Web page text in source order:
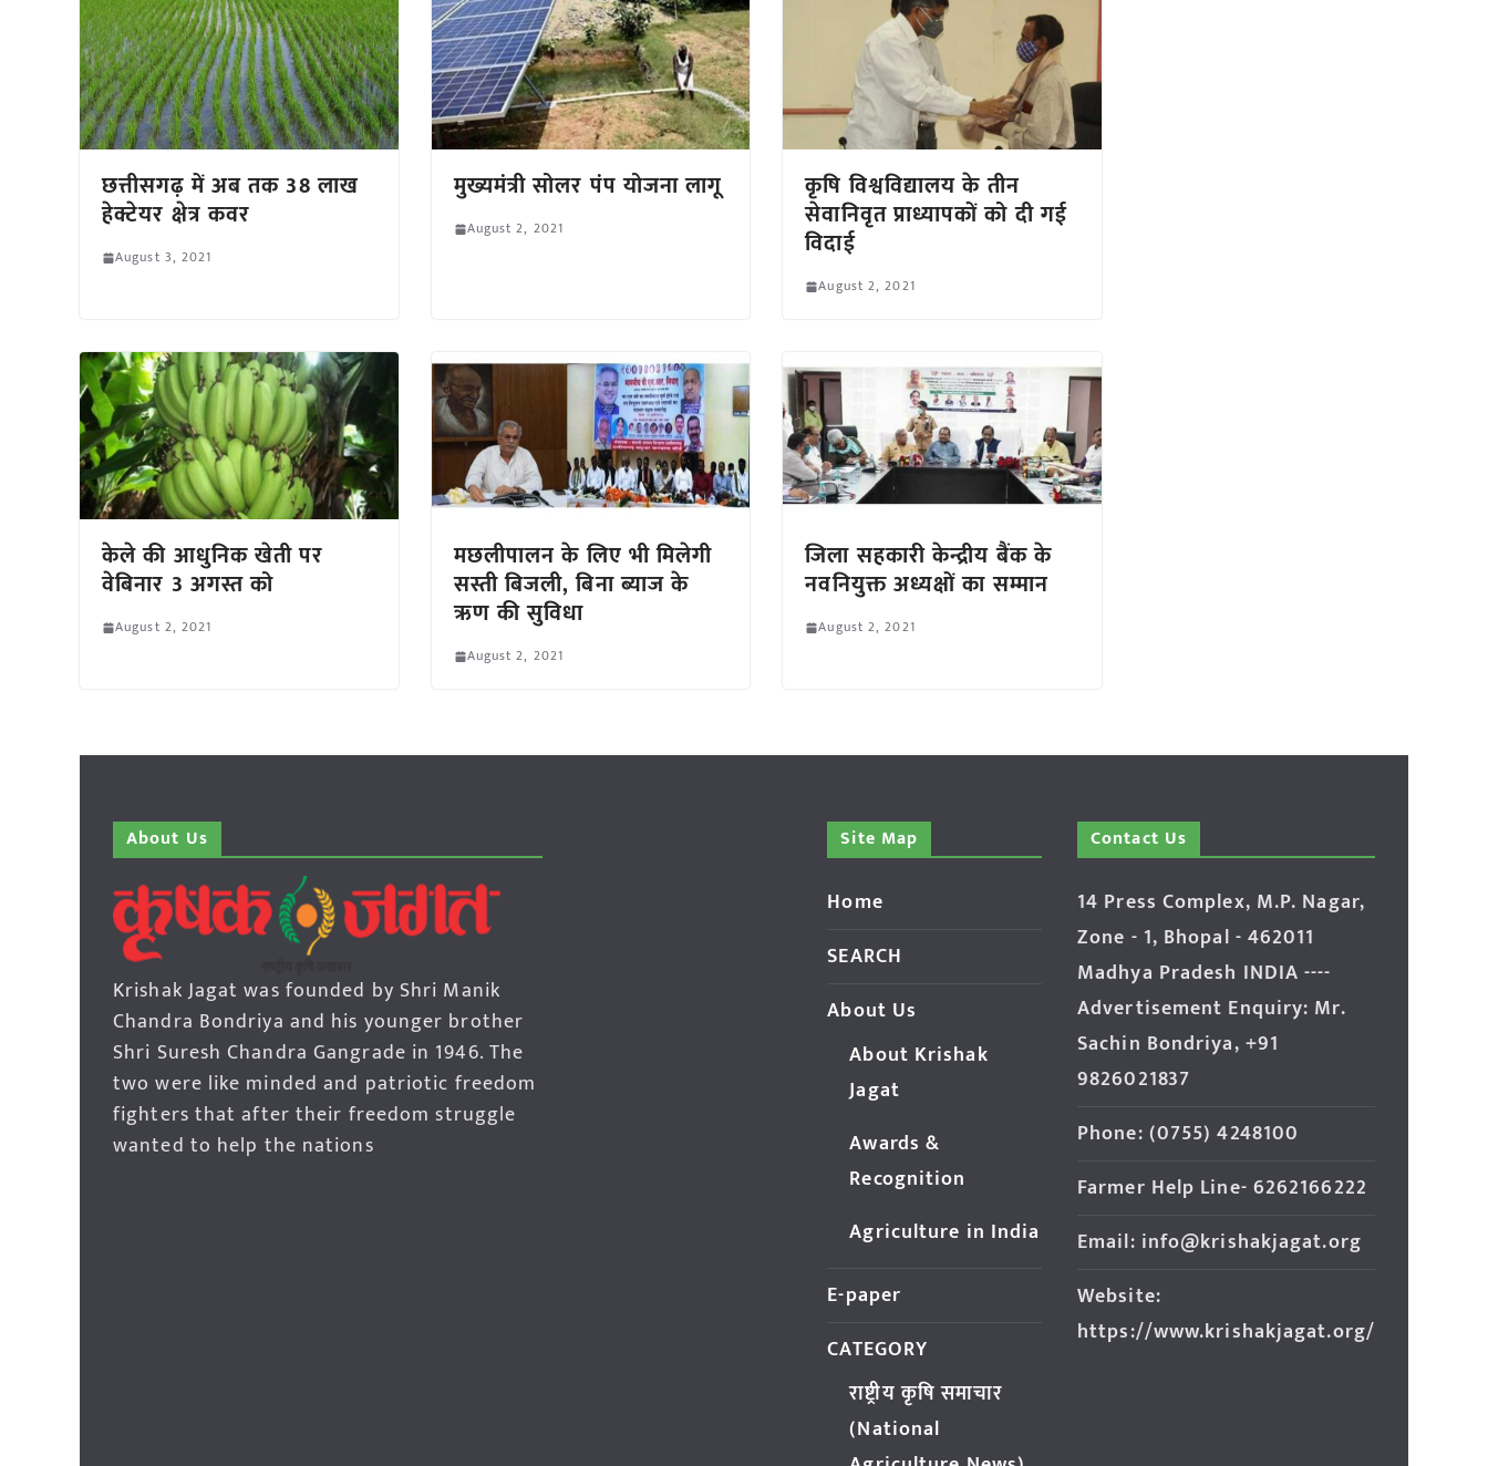
छत्तीसगढ़ में अब तक 38 लाख
हेक्टेयर क्षेत्र कवर
August 3, 2021
मुख्यमंत्री सोलर पंप योजना लागू
August 2, 2021
कृषि विश्वविद्यालय के तीन
सेवानिवृत प्राध्यापकों को दी गई
विदाई
August 2, 2021
केले की आधुनिक खेती पर
वेबिनार 3 अगस्त को
August 2, 2021
मछलीपालन के लिए भी मिलेगी
सस्ती बिजली, बिना ब्याज के
ऋण की सुविधा
August 2, 2021
जिला सहकारी केन्द्रीय बैंक के
नवनियुक्त अध्यक्षों का सम्मान
August 2, 2021
About Us
Krishak Jagat was founded by Shri Manik
Chandra Bondriya and his younger brother
Shri Suresh Chandra Gangrade in 1946. The
two were like minded and patriotic freedom
fighters that after their freedom struggle
wanted to help the nations
Site Map
Home
SEARCH
About Us
About Krishak
Jagat
Awards &
Recognition
Agriculture in India
E-paper
CATEGORY
राष्ट्रीय कृषि समाचार
(National
Contact Us
14 Press Complex, M.P. Nagar,
Zone - 1, Bhopal - 462011
Madhya Pradesh INDIA ----
Advertisement Enquiry: Mr.
Sachin Bondriya, +91
9826021837
Phone: (0755) 4248100
Farmer Help Line- 6262166222
Email: info@krishakjagat.org
Website:
https://www.krishakjagat.org/